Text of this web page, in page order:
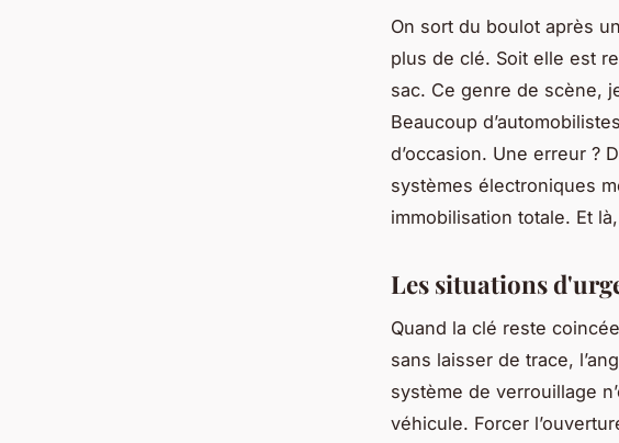
On sort du boulot après
plus de clé. Soit elle est
sac. Ce genre de scène,
Beaucoup
d’occasion. Une erreur ?
systèmes électroniques
immobilisation totale. Et
Les situations
Quand la clé reste
sans laisser de trace,
système de verrouillage
véhicule. Forcer